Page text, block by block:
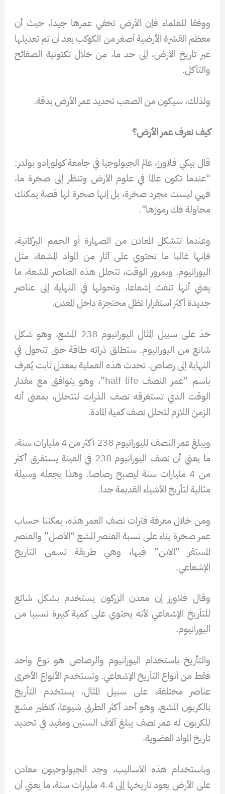
ووفقا للعلماء فإن الأرض تخفي عمرها جيدا، حيث أن
معظم القشرة الأرضية أصغر من الكوكب بعد أن تم تعديلها
عبر تاريخ الأرض، إلى حد ما، من خلال تكتونية الصفائح
والتآكل.
ولذلك، سيكون من الصعب تحديد عمر الأرض بدقة.
كيف نعرف عمر الأرض؟
قال بيكي فلاورز، عالم الجيولوجيا في جامعة كولورادو بولدر:
“عندما تكون عالما في علوم الأرض وتنظر إلى صخرة ما،
فهي ليست مجرد صخرة، بل إنها صخرة لها قصة يمكنك
محاولة فك رموزها”.
وعندما تتشكل المعادن من الصهارة أو الحمم البركانية،
فإنها غالبا ما تحتوي على آثار من المواد المشعة، مثل
اليورانيوم. وبمرور الوقت، تتحلل هذه العناصر المشعة، ما
يعني أنها تنفث إشعاعا، وتحولها في النهاية إلى عناصر
جديدة أكثر استقرارا تظل محتجزة داخل المعدن.
خذ على سبيل المثال اليورانيوم 238 المشع، وهو شكل
شائع من اليورانيوم. ستطلق ذراته طاقة حتى تتحول في
النهاية إلى رصاص. تحدث هذه العملية بمعدل ثابت يُعرف
باسم “عمر النصف half life”، وهو يتوافق مع مقدار
الوقت الذي تستغرقه نصف الذرات لتتحلل، بمعنى أنه
الزمن اللازم لتحلل نصف كمية المادة.
ويبلغ عمر النصف لليورانيوم 238 أكثر من 4 مليارات سنة،
ما يعني أن نصف اليورانيوم 238 في العينة يستغرق أكثر
من 4 مليارات سنة ليصبح رصاصا. وهذا يجعله وسيلة
مثالية لتأريخ الأشياء القديمة جدا.
ومن خلال معرفة فترات نصف العمر هذه، يمكننا حساب
عمر صخرة بناء على نسبة العنصر المشع “الأصل” والعنصر
المستقر “الابن” فيها، وهي طريقة تسمى التأريخ
الإشعاعي.
وقال فلاورز إن معدن الزركون يستخدم بشكل شائع
للتأريخ الإشعاعي لأنه يحتوي على كمية كبيرة نسبيا من
اليورانيوم.
والتأريخ باستخدام اليورانيوم والرصاص هو نوع واحد
فقط من أنواع التأريخ الإشعاعي. وتستخدم الأنواع الأخرى
عناصر مختلفة، على سبيل المثال، يستخدم التأريخ
بالكربون المشع، وهو أحد أكثر الطرق شيوعا، كنظير مشع
للكربون له عمر نصف يبلغ آلاف السنين ومفيد في تحديد
تاريخ المواد العضوية.
وباستخدام هذه الأساليب، وجد الجيولوجيون معادن
على الأرض يعود تاريخها إلى 4.4 مليارات سنة، ما يعني أن